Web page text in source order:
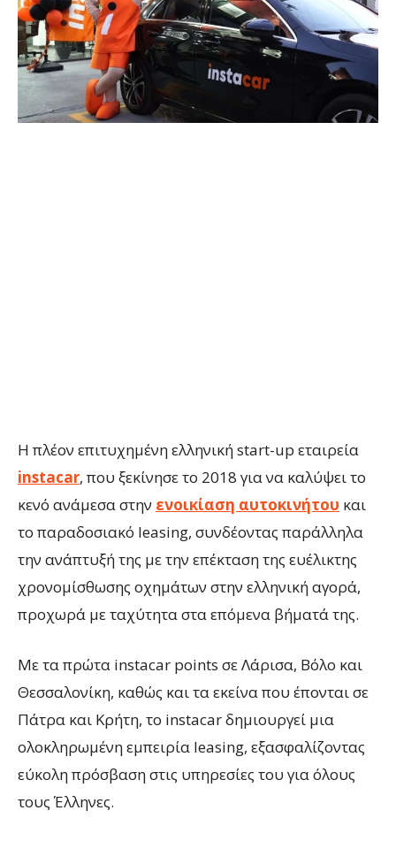
H πλέον επιτυχημένη ελληνική start-up εταιρεία
instacar, που ξεκίνησε το 2018 για να καλύψει το
κενό ανάμεσα στην ενοικίαση αυτοκινήτου και
το παραδοσιακό leasing, συνδέοντας παράλληλα
την ανάπτυξή της με την επέκταση της ευέλικτης
χρονομίσθωσης οχημάτων στην ελληνική αγορά,
προχωρά με ταχύτητα στα επόμενα βήματά της.
Με τα πρώτα instacar points σε Λάρισα, Βόλο και
Θεσσαλονίκη, καθώς και τα εκείνα που έπονται σε
Πάτρα και Κρήτη, το instacar δημιουργεί μια
ολοκληρωμένη εμπειρία leasing, εξασφαλίζοντας
εύκολη πρόσβαση στις υπηρεσίες του για όλους
τους Έλληνες.